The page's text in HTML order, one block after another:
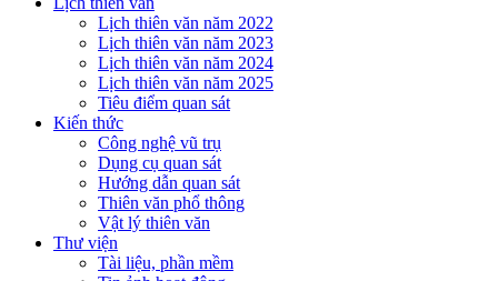
Lịch thiên văn năm 2022
Lịch thiên văn năm 2023
Lịch thiên văn năm 2024
Lịch thiên văn năm 2025
Tiêu điểm quan sát
Kiến thức
Công nghệ vũ trụ
Dụng cụ quan sát
Hướng dẫn quan sát
Thiên văn phổ thông
Vật lý thiên văn
Thư viện
Tài liệu, phần mềm